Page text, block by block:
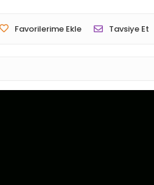
Favorilerime Ekle Tavsiye Et